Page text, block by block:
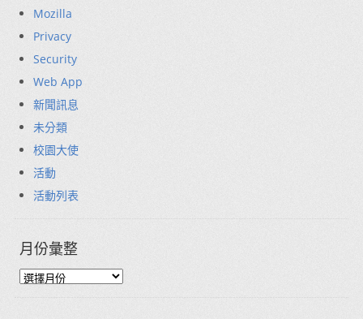
Mozilla
Privacy
Security
Web App
新聞訊息
未分類
校園大使
活動
活動列表
月份彙整